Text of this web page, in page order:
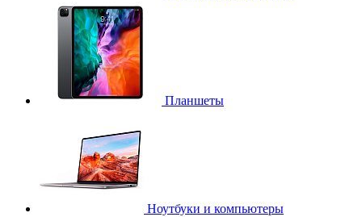
Планшеты
Ноутбуки и компьютеры